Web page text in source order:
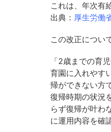
これは、年次有
出典： 厚生労働
この改正につい
「2歳までの育
育園に入れやす
帰ができない方
復帰時期の状況
らず復帰が叶わ
に運用内容を確